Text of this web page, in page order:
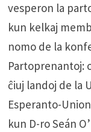
vesperon la
kun kelkaj
nomo de la
Partoprenantoj:
ĉiuj landoj de la
Esperanto-
kun D-ro Seán